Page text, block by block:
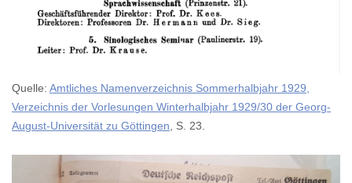
Quelle: Amtliches Namenverzeichnis Sommerhalbjahr 1929,
Verzeichnis der Vorlesungen Winterhalbjahr 1929/30 der Georg-
August-Universität zu Göttingen, S. 23.